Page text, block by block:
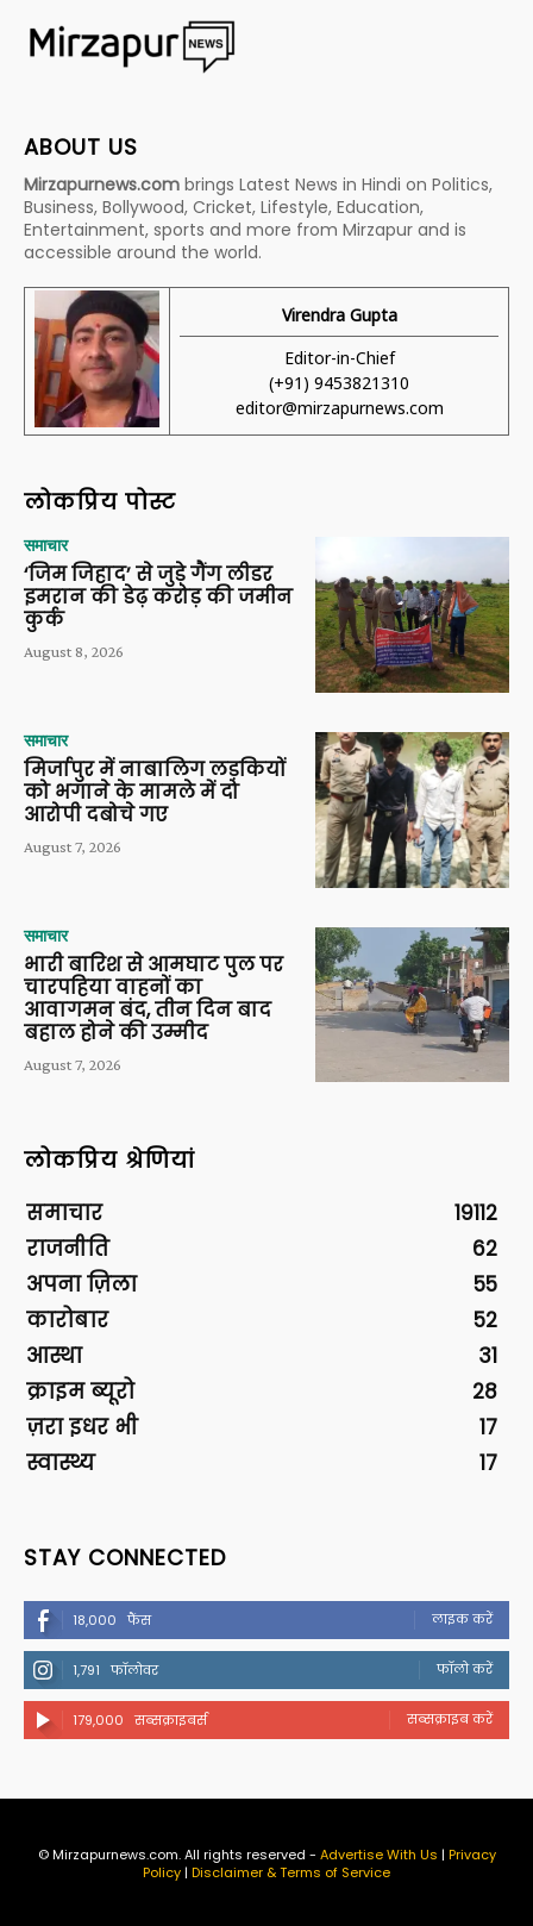
ABOUT US
Mirzapurnews.com brings Latest News in Hindi on Politics,
Business, Bollywood, Cricket, Lifestyle, Education,
Entertainment, sports and more from Mirzapur and is
accessible around the world.
Virendra Gupta
Editor-in-Chief
(+91) 9453821310
editor@mirzapurnews.com
लोकप्रिय पोस्ट
समाचार
‘जिम जिहाद’ से जुड़े गैंग लीडर
इमरान की डेढ़ करोड़ की जमीन
कुर्क
August 8, 2026
समाचार
मिर्जापुर में नाबालिग लड़कियों
को भगाने के मामले में दो
आरोपी दबोचे गए
August 7, 2026
समाचार
भारी बारिश से आमघाट पुल पर
चारपहिया वाहनों का
आवागमन बंद, तीन दिन बाद
बहाल होने की उम्मीद
August 7, 2026
लोकप्रिय श्रेणियां
समाचार
19112
राजनीति
62
अपना ज़िला
55
कारोबार
52
आस्था
31
क्राइम ब्यूरो
28
ज़रा इधर भी
17
स्वास्थ्य
17
STAY CONNECTED
18,000 फैंस लाइक करें
1,791 फॉलोवर फॉलो करें
179,000 सब्सक्राइबर्स सब्सक्राइब करें
© Mirzapurnews.com. All rights reserved - Advertise With Us | Privacy
Policy| Disclaimer & Terms of Service